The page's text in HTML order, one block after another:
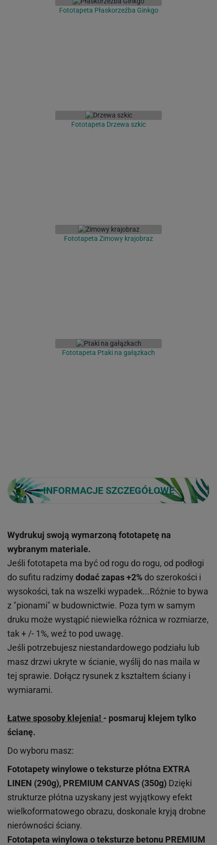
Fototapeta Płaskorzeźba Ginkgo
Fototapeta Drzewa szkic
Fototapeta Zimowy krajobraz
Fototapeta Ptaki na gałązkach
INFORMACJE SZCZEGÓŁOWE
Wydrukuj swoją wymarzoną fototapetę na
wybranym materiale.
Jeśli fototapeta ma być od rogu do rogu, od podłogi
do sufitu radzimy dodać zapas +2% do szerokości i
wysokości, tak na wszelki wypadek...Różnie to bywa
z "pionami" w budownictwie. Poza tym w samym
druku może wystąpić niewielka różnica w rozmiarze,
tak + /- 1%, weź to pod uwagę.
Jeśli potrzebujesz niestandardowego podziału lub
masz drzwi ukryte w ścianie, wyślij do nas maila w
tej sprawie. Dołącz rysunek z kształtem ściany i
wymiarami.
Łatwe sposoby klejenia! - posmaruj klejem tylko
ścianę.
Do wyboru masz:
Fototapety winylowe oteksturze płótna EXTRA
LINEN (290g), PREMIUM CANVAS (350g) Dzięki
strukturze płótna uzyskany jest wyjątkowy efekt
wielkoformatowego obrazu, doskonale kryją drobne
nierówności ściany.
Fototapeta winylowa oteksturze betonu PREMIUM